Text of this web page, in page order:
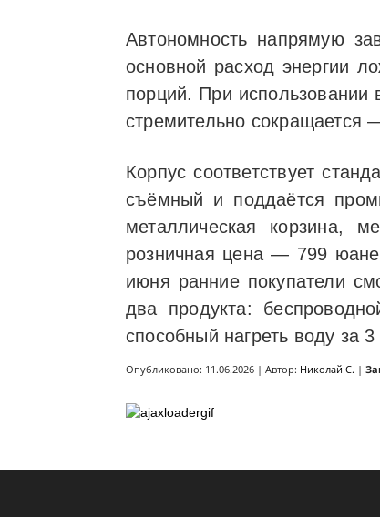
Автономность напрямую
основной расход энергии
порций. При
стремительно сокращается
Корпус соответствует
съёмный и поддаётся
металлическая корзина,
розничная цена — 799
июня ранние покупатели
два продукта:
способный нагреть воду за
Опубликовано: 11.06.2026 | Автор: Николай С. |